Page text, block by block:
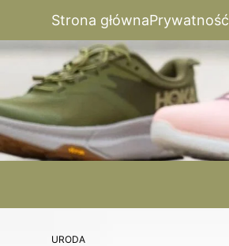
Strona głównaPrywatność
URODA